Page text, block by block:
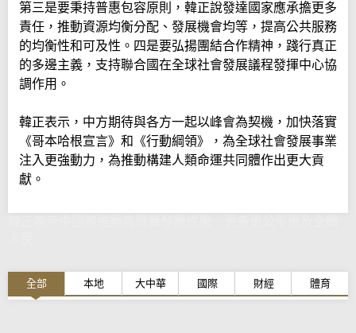
第三是要秉持普惠包容原則，韓正說發達國家應承擔更多
責任，推動資源均衡分配、發展機會均等，提高公共服務
的均衡性和可及性。四是要弘揚團結合作精神，踐行真正
的多邊主義，支持聯合國在全球社會發展議程發揮中心協
調作用。
韓正表示，中方期待與各方一起以峰會為契機，加快落實
《哥本哈根宣言》和《行動綱領》，為全球社會發展事業
注入更強動力，為推動構建人類命運共同體作出更大貢
獻。
全部 本地 大中華 國際 財經 體育